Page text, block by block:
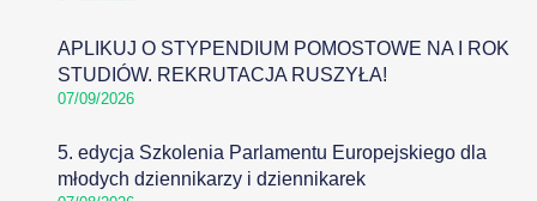
APLIKUJ O STYPENDIUM POMOSTOWE NA I ROK
STUDIÓW. REKRUTACJA RUSZYŁA!
07/09/2026
5. edycja Szkolenia Parlamentu Europejskiego dla
młodych dziennikarzy i dziennikarek